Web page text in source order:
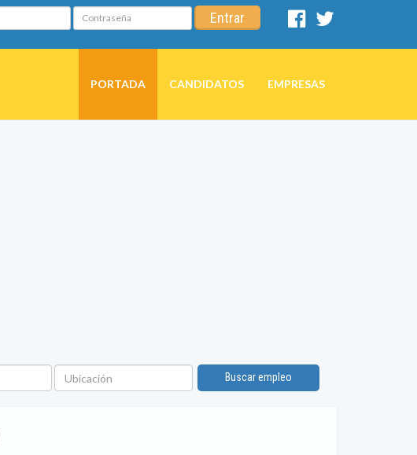
Contraseña Entrar
Facebook
PORTADA CANDIDATOS EMPRESAS
Ubicación
Buscar empleo